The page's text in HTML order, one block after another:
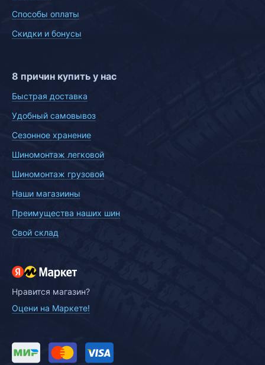
Способы оплаты
Скидки и бонусы
8 причин купить у нас
Быстрая доставка
Удобный самовывоз
Сезонное хранение
Шиномонтаж легковой
Шиномонтаж грузовой
Наши магазиины
Преимущества наших шин
Свой склад
Нравится магазин?
Оцени на Маркете!